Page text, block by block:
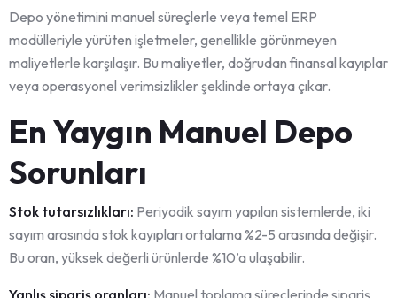
Depo yönetimini manuel süreçlerle veya temel ERP
modülleriyle yürüten işletmeler, genellikle görünmeyen
maliyetlerle karşılaşır. Bu maliyetler, doğrudan finansal kayıplar
veya operasyonel verimsizlikler şeklinde ortaya çıkar.
En Yaygın Manuel Depo
Sorunları
Stok tutarsızlıkları: Periyodik sayım yapılan sistemlerde, iki
sayım arasında stok kayıpları ortalama %2-5 arasında değişir.
Bu oran, yüksek değerli ürünlerde %10’a ulaşabilir.
Yanlış sipariş oranları: Manuel toplama süreçlerinde sipariş